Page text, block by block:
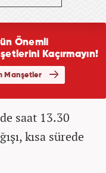
saat 13.30
kısa sürede